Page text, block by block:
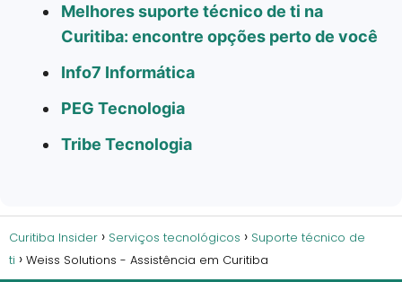
Melhores suporte técnico de ti na
Curitiba: encontre opções perto de você
Info7 Informática
PEG Tecnologia
Tribe Tecnologia
Curitiba Insider Serviços tecnológicos
Suporte técnico de
ti
Weiss Solutions - Assistência em Curitiba